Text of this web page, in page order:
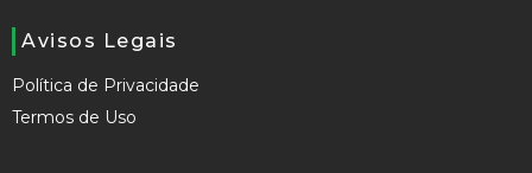
Avisos Legais
Política de Privacidade
Termos de Uso